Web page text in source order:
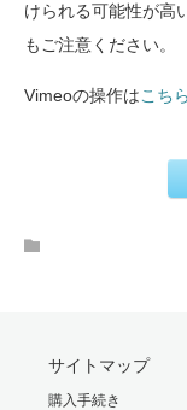
けられる可能性が高
もご注意ください。
Vimeoの操作はこちら
サイトマップ
購入手続き